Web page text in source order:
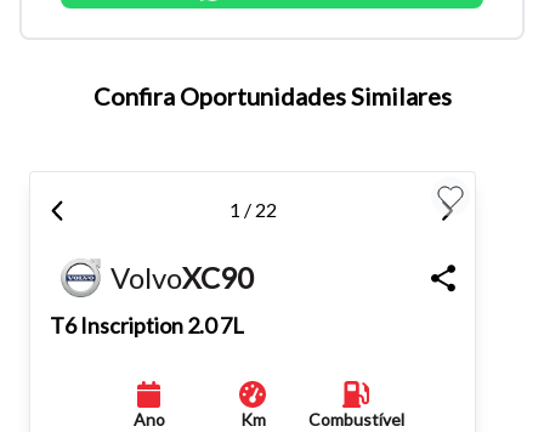
Tamanho do texto
atalhos Ctrl+ (para aumentar) e Ctrl- (para diminuir) no seu
teclado.
Confira Oportunidades Similares
1 / 22
VolvoXC90
T6 Inscription 2.0 7L
Ano Km Combustível